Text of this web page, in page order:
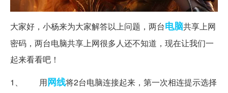
大家好，小杨来为大家解答以上问题，两台电脑共享上网
密码，两台电脑共享上网很多人还不知道，现在让我们一
起来看看吧！
1、 用网线将2台电脑连接起来，第一次相连提示选择